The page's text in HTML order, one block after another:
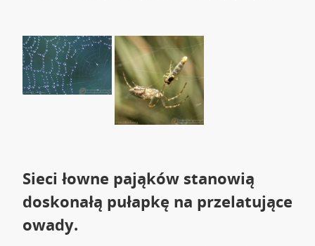
Sieci łowne pająków stanowią
doskonałą pułapkę na przelatujące
owady.